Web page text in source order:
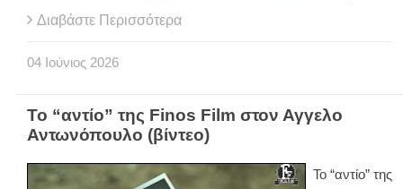
Διαβάστε Περισσότερα
04 Ιούνιος 2026
Το “αντίο” της Finos Film στον Αγγελο
Αντωνόπουλο (βίντεο)
Το “αντίο” της